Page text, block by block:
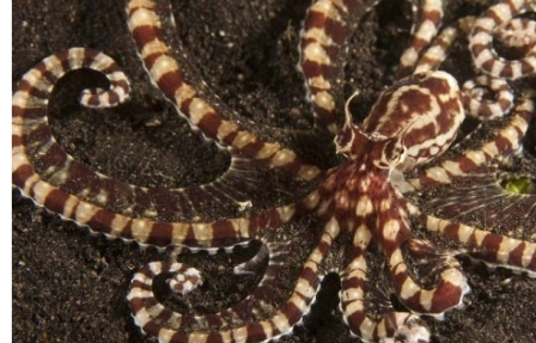
Как Мы Худеем: 8 Этапов Похудения У
Мужчин И Женщин